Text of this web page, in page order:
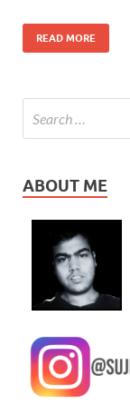
READ MORE
ABOUT ME